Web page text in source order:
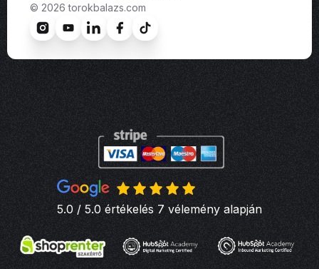
© 2026 torokbalazs.com
5.0 / 5.0 értékelés 7 vélemény alapján